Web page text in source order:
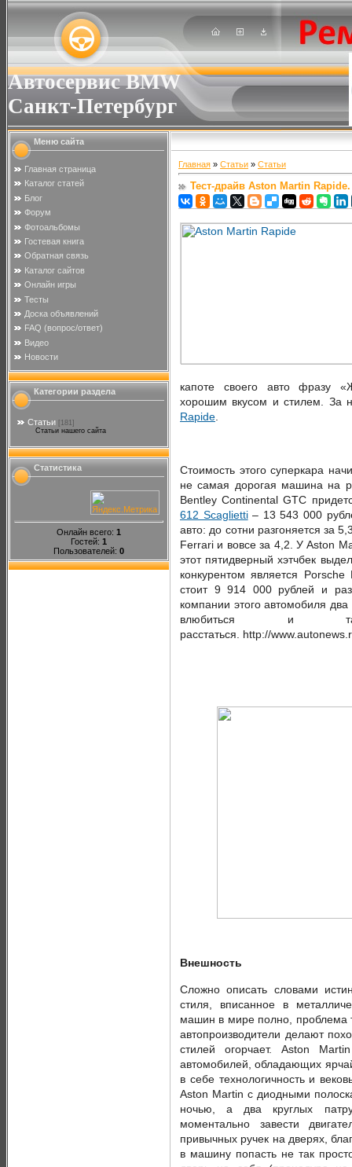
Автосервис BMW
Санкт-Петербург
Меню сайта
Главная страница
Каталог статей
Блог
Форум
Фотоальбомы
Гостевая книга
Обратная связь
Каталог сайтов
Онлайн игры
Тесты
Доска объявлений
FAQ (вопрос/ответ)
Видео
Новости
Категории раздела
Статьи
[181]
Статьи нашего сайта
Статистика
Онлайн всего: 1
Гостей: 1
Пользователей: 0
Главная » Статьи » Статьи
Тест-драйв Aston Martin
капоте своего авто фразу
хорошим вкусом и стилем. За
Rapide.
Стоимость этого суперкара
не самая дорогая машина на
Bentley Continental GTC
612 Scaglietti– 13 543 000
авто: до сотни разгоняется за
Ferrari и вовсе за 4,2. У Aston
этот пятидверный хэтчбек
конкурентом является
стоит 9 914 000 рублей и
компании этого автомобиля
влюбиться и
расстаться. http://
Внешность
Сложно описать словами
стиля, вписанное в
машин в мире полно, проблема
автопроизводители делают
стилей огорчает. Aston
автомобилей, обладающих
в себе технологичность и
Aston Martin с диодными
ночью, а два круглых
моментально завести
привычных ручек на дверях,
в машину попасть не так